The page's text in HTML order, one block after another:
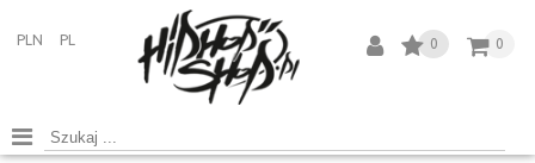
PLN PL 0
0